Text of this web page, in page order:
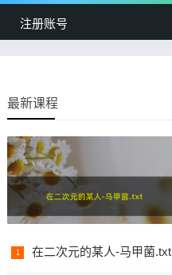
注册账号
最新课程
在二次元的某人-马甲菌.txt